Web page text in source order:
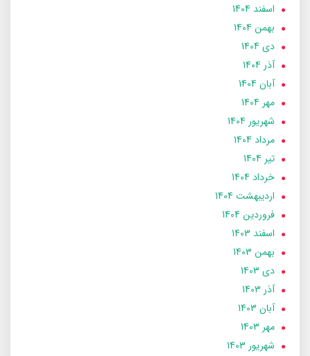
اسفند 1404
بهمن 1404
دی 1404
آذر 1404
آبان 1404
مهر 1404
شهریور 1404
مرداد 1404
تير 1404
خرداد 1404
ارديبهشت 1404
فروردین 1404
اسفند 1403
بهمن 1403
دی 1403
آذر 1403
آبان 1403
مهر 1403
شهریور 1403